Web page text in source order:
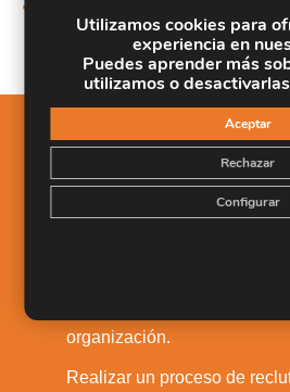
7.
Mentoring para potenciar el
Salidas
1.
Concienciarse de la
capital humano como
2.
organización.
Realizar un proceso de
Utilizamos cookies para
experiencia en
Puedes aprender más
utilizamos o
Aceptar
Rechazar
Configurar